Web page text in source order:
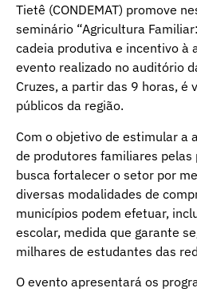
Tietê (CONDEMAT) promove
seminário “Agricultura
cadeia produtiva e incentivo à
evento realizado no auditório
Cruzes, a partir das 9 horas, é
públicos da região.
Com o objetivo de estimular a
de produtores familiares
busca fortalecer o setor por
diversas modalidades de
municípios podem efetuar,
escolar, medida que garante
milhares de estudantes das
O evento apresentará os